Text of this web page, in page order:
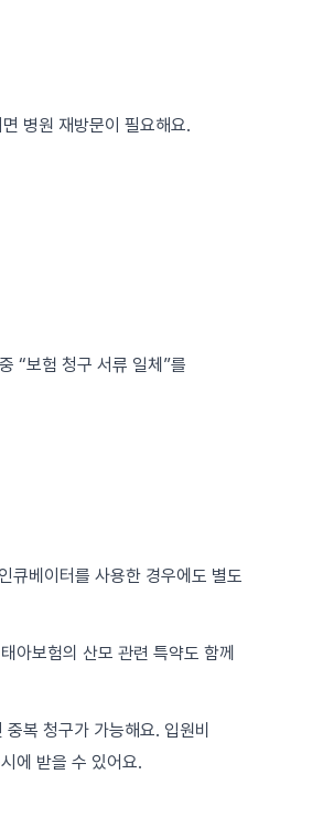
병원 재방문이 필요해요.
“보험 청구 서류 일체”를
큐베이터를 사용한 경우에도 별도
아보험의 산모 관련 특약도 함께
복 청구가 가능해요. 입원비
에 받을 수 있어요.